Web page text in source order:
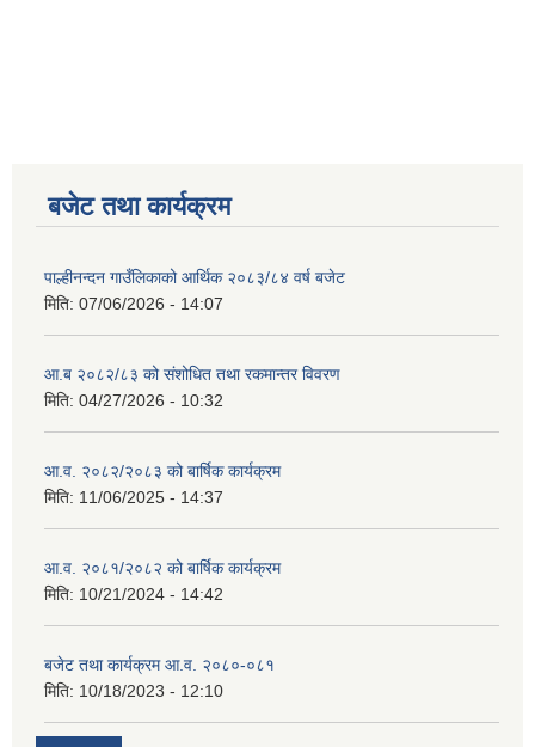
बजेट तथा कार्यक्रम
पाल्हीनन्दन गाउँलिकाको आर्थिक २०८३/८४ वर्ष बजेट
मिति: 07/06/2026 - 14:07
आ.ब २०८२/८३ को संशोधित तथा रकमान्तर विवरण
मिति: 04/27/2026 - 10:32
आ.व. २०८२/२०८३ को बार्षिक कार्यक्रम
मिति: 11/06/2025 - 14:37
आ.व. २०८१/२०८२ को बार्षिक कार्यक्रम
मिति: 10/21/2024 - 14:42
बजेट तथा कार्यक्रम आ.व. २०८०-०८१
मिति: 10/18/2023 - 12:10